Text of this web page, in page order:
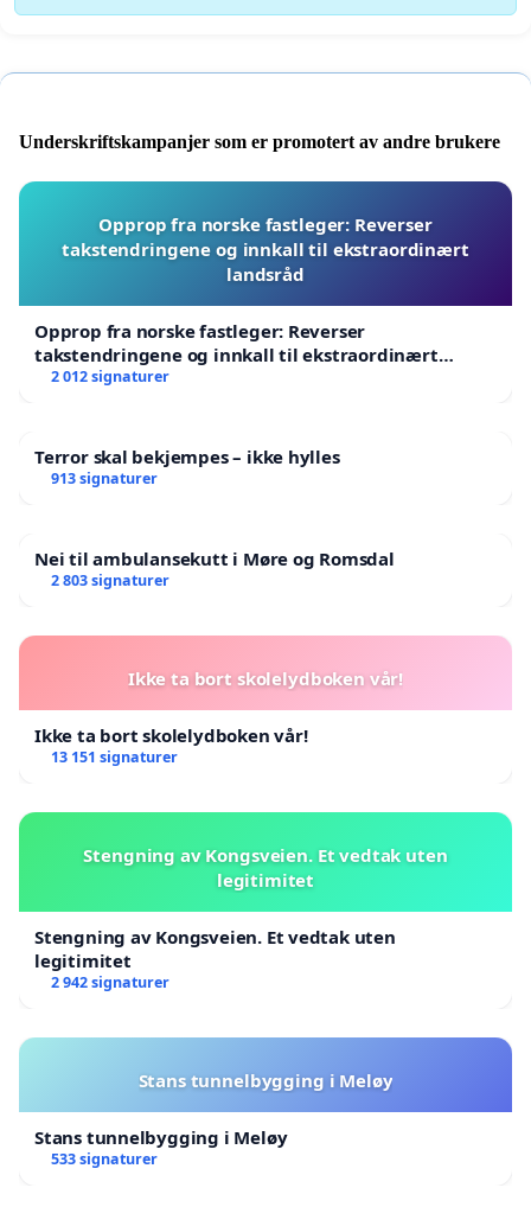
Underskriftskampanjer som er promotert av andre brukere
Opprop fra norske fastleger: Reverser
takstendringene og innkall til ekstraordinært
landsråd
Opprop fra norske fastleger: Reverser
takstendringene og innkall til ekstraordinært
landsråd
2 012 signaturer
Terror skal bekjempes – ikke hylles
913 signaturer
Nei til ambulansekutt i Møre og Romsdal
2 803 signaturer
Ikke ta bort skolelydboken vår!
Ikke ta bort skolelydboken vår!
13 151 signaturer
Stengning av Kongsveien. Et vedtak uten
legitimitet
Stengning av Kongsveien. Et vedtak uten
legitimitet
2 942 signaturer
Stans tunnelbygging i Meløy
Stans tunnelbygging i Meløy
533 signaturer